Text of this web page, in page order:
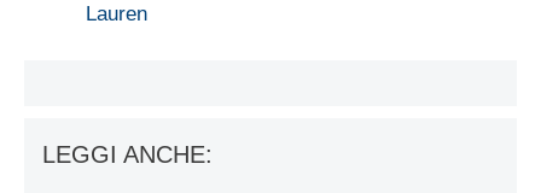
Lauren
LEGGI ANCHE: